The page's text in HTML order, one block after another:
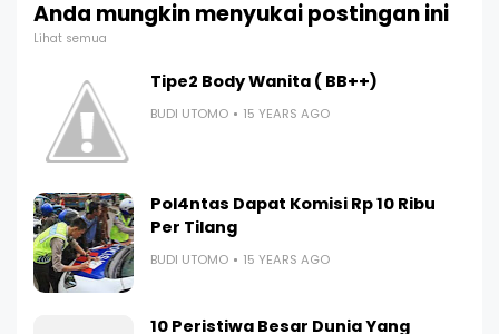
Anda mungkin menyukai postingan ini
Lihat semua
Tipe2 Body Wanita ( BB++)
BUDI UTOMO 15 YEARS AGO
Pol4ntas Dapat Komisi Rp 10 Ribu
Per Tilang
BUDI UTOMO 15 YEARS AGO
10 Peristiwa Besar Dunia Yang